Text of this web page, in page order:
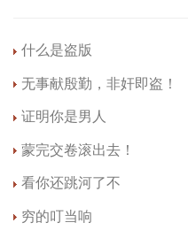
什么是盗版
无事献殷勤，非奸即盗！
证明你是男人
蒙完交卷滚出去！
看你还跳河了不
穷的叮当响